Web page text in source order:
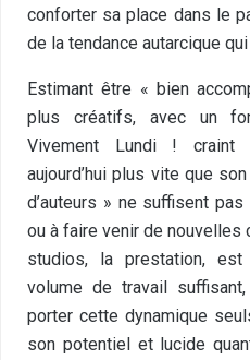
conforter sa place dans le
de la tendance autarcique
Estimant être « bien
plus créatifs, avec un
Vivement Lundi ! craint
aujourd’hui plus vite que
d’auteurs » ne suffisent
ou à faire venir de nouvelles
studios, la prestation,
volume de travail
porter cette dynamique
son potentiel et lucide